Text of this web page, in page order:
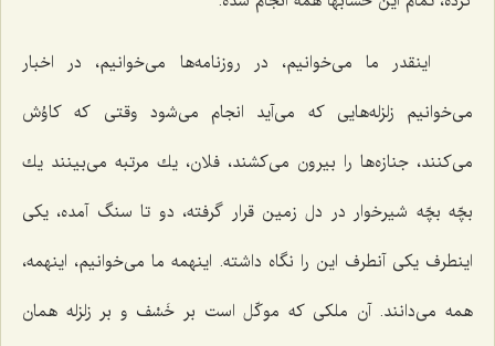
اینقدر ما می‌خوانیم، در روزنامه‌ها می‌خوانیم، در اخبار
می‌خوانیم زلزله‌هایی كه می‌آید انجام می‌شود وقتی كه كاوُش
می‌كنند، جنازه‌ها را بیرون می‌كشند، فلان، یك مرتبه می‌بینند یك
بچّه بچّه شیرخوار در دل زمین قرار گرفته، دو تا سنگ آمده، یكی
اینطرف یكی آنطرف این را نگاه داشته. اینهمه ما می‌خوانیم، اینهمه،
همه می‌دانند. آن ملكی كه موكّل است بر خَسْف و بر زلزله همان